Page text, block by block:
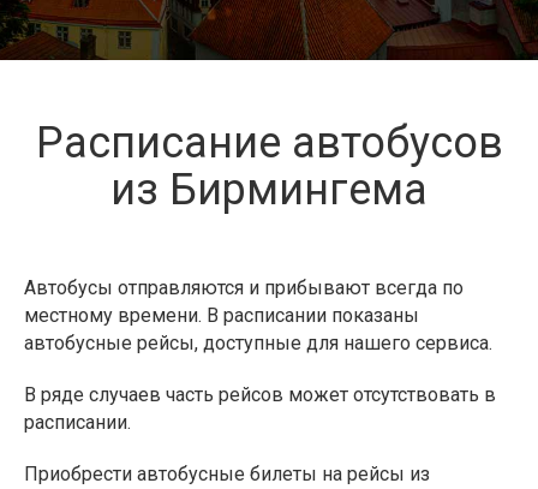
Расписание автобусов
из Бирмингема
Автобусы отправляются и прибывают всегда по
местному времени. В расписании показаны
автобусные рейсы, доступные для нашего сервиса.
В ряде случаев часть рейсов может отсутствовать в
расписании.
Приобрести автобусные билеты на рейсы из